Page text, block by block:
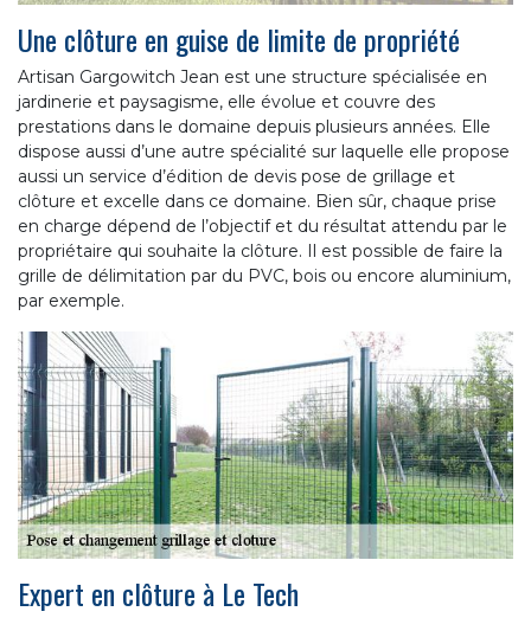
Une clôture en guise de limite de propriété
Artisan Gargowitch Jean est une structure spécialisée en
jardinerie et paysagisme, elle évolue et couvre des
prestations dans le domaine depuis plusieurs années. Elle
dispose aussi d’une autre spécialité sur laquelle elle propose
aussi un service d’édition de devis pose de grillage et
clôture et excelle dans ce domaine. Bien sûr, chaque prise
en charge dépend de l’objectif et du résultat attendu par le
propriétaire qui souhaite la clôture. Il est possible de faire la
grille de délimitation par du PVC, bois ou encore aluminium,
par exemple.
Expert en clôture à Le Tech